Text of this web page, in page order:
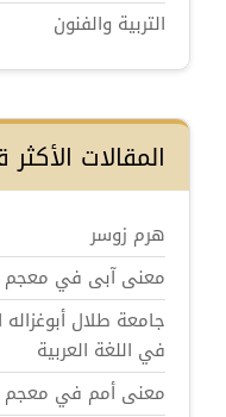
التربية والفنون
المقالات الأكثر
هرم زوسر
معنى آبى في معجم
جامعة طلال
في اللغة العربية
معنى أمم في معجم